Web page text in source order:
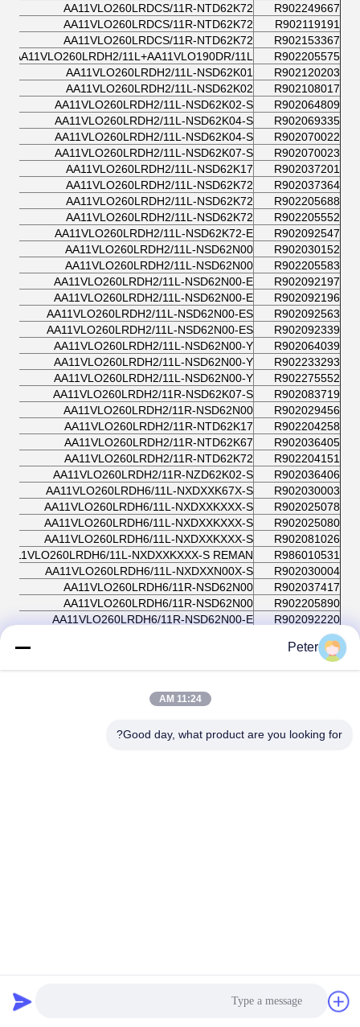
R902249667
AA11VLO260LRDCS/11R-NTD62K72
R902119191
AA11VLO260LRDCS/11R-NTD62K72
R902153367
AA11VLO260LRDCS/11R-NTD62K72
R902205575
AA11VLO260LRDH2/11L+AA11VLO190DR/11L
R902120203
AA11VLO260LRDH2/11L-NSD62K01
R902108017
AA11VLO260LRDH2/11L-NSD62K02
R902064809
AA11VLO260LRDH2/11L-NSD62K02-S
R902069335
AA11VLO260LRDH2/11L-NSD62K04-S
R902070022
AA11VLO260LRDH2/11L-NSD62K04-S
R902070023
AA11VLO260LRDH2/11L-NSD62K07-S
R902037201
AA11VLO260LRDH2/11L-NSD62K17
R902037364
AA11VLO260LRDH2/11L-NSD62K72
R902205688
AA11VLO260LRDH2/11L-NSD62K72
R902205552
AA11VLO260LRDH2/11L-NSD62K72
R902092547
AA11VLO260LRDH2/11L-NSD62K72-E
R902030152
AA11VLO260LRDH2/11L-NSD62N00
R902205583
AA11VLO260LRDH2/11L-NSD62N00
R902092197
AA11VLO260LRDH2/11L-NSD62N00-E
R902092196
AA11VLO260LRDH2/11L-NSD62N00-E
R902092563
AA11VLO260LRDH2/11L-NSD62N00-ES
R902092339
AA11VLO260LRDH2/11L-NSD62N00-ES
R902064039
AA11VLO260LRDH2/11L-NSD62N00-Y
R902233293
AA11VLO260LRDH2/11L-NSD62N00-Y
R902275552
AA11VLO260LRDH2/11L-NSD62N00-Y
R902083719
AA11VLO260LRDH2/11R-NSD62K07-S
R902029456
AA11VLO260LRDH2/11R-NSD62N00
R902204258
AA11VLO260LRDH2/11R-NTD62K17
R902036405
AA11VLO260LRDH2/11R-NTD62K67
R902204151
AA11VLO260LRDH2/11R-NTD62K72
R902036406
AA11VLO260LRDH2/11R-NZD62K02-S
R902030003
AA11VLO260LRDH6/11L-NXDXXK67X-S
R902025078
AA11VLO260LRDH6/11L-NXDXXKXXX-S
R902025080
AA11VLO260LRDH6/11L-NXDXXKXXX-S
R902081026
AA11VLO260LRDH6/11L-NXDXXKXXX-S
R986010531
AA11VLO260LRDH6/11L-NXDXXKXXX-S REMAN
R902030004
AA11VLO260LRDH6/11L-NXDXXN00X-S
R902037417
AA11VLO260LRDH6/11R-NSD62N00
R902205890
AA11VLO260LRDH6/11R-NSD62N00
R902092220
AA11VLO260LRDH6/11R-NSD62N00-E
R902192474
R902129138
R902205804
AA11VLO260LRDS/11R-NPD62K24
AA11VLO260LRDS/11R-NPD62N00
R902205768
AA11VLO260LRDS/11R-NSD62K02
R902232609
R902015007
AA11VLO260LRS/11L-NXDXXK67X-S
Peter
11:24 AM
Good day, what product are you looking for?